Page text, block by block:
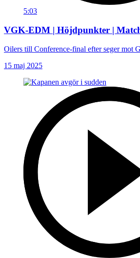
5:03
VGK-EDM | Höjdpunkter |
Oilers till Conference-final efter seger mot
15 maj 2025